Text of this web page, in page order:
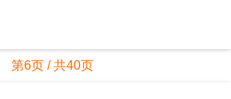
第6页 / 共40页